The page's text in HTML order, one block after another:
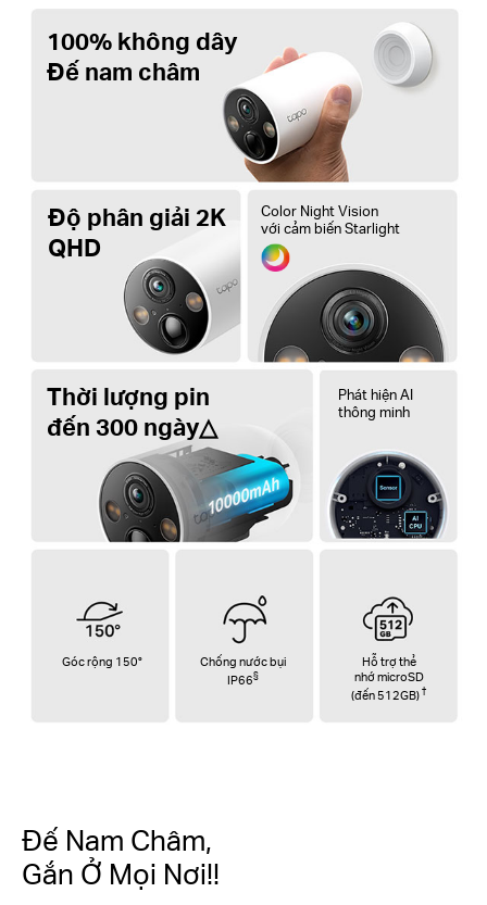
100% không dây
Đế nam châm
Thời lượng pin
đến 300 ngày△
Phát hiện AI
thông minh
Độ phân giải 2K
QHD
Color Night Vision
với cảm biến Starlight
Góc rộng 150°
Chống nước bụi
IP66§
Hỗ trợ thẻ
nhớ microSD
(đến 512GB)†
Đế Nam Châm,
Gắn Ở Mọi Nơi!!